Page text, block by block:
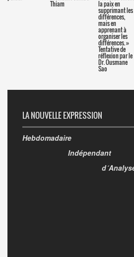
Thiam la paix en
supprimant les
différences,
mais en
apprenant à
organiser les
différences. »
Tentative de
réflexion par le
Dr. Ousmane
Sao
LA NOUVELLE EXPRESSION
Hebdomadaire
Indépendant
d´Analyse et